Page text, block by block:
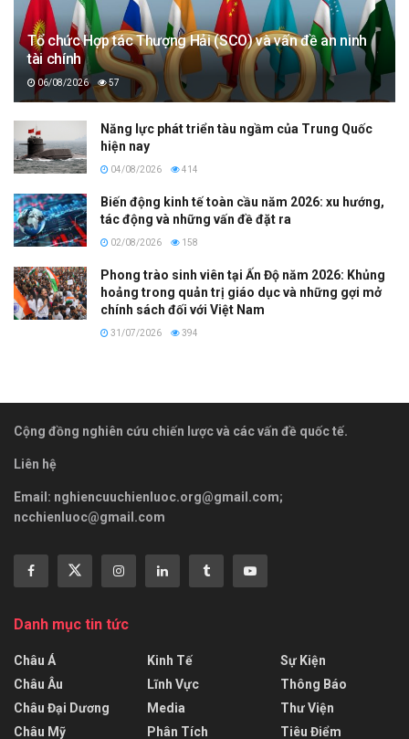
Tổ chức Hợp tác Thượng Hải (SCO) và vấn đề an ninh
tài chính
06/08/2026 57
Năng lực phát triển tàu ngầm của Trung Quốc
hiện nay
04/08/2026 414
Biến động kinh tế toàn cầu năm 2026: xu hướng,
tác động và những vấn đề đặt ra
02/08/2026 158
Phong trào sinh viên tại Ấn Độ năm 2026: Khủng
hoảng trong quản trị giáo dục và những gợi mở
chính sách đối với Việt Nam
31/07/2026 394
Cộng đồng nghiên cứu chiến lược và các vấn đề quốc tế.
Liên hệ
Email: nghiencuuchienluoc.org@gmail.com;
ncchienluoc@gmail.com
Danh mục tin tức
Châu Á
Châu Âu
Châu Đại Dương
Châu Mỹ
Kinh Tế
Lĩnh Vực
Media
Phân Tích
Sự Kiện
Thông Báo
Thư Viện
Tiêu Điểm